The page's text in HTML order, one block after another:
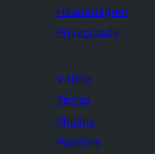
Hospedagem
Privacidade
Vitrine
Temas
Plugins
Padrões